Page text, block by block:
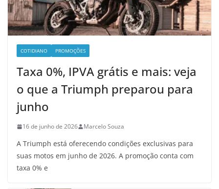
COTIDIANO PROMOÇÕES
Taxa 0%, IPVA grátis e mais: veja
o que a Triumph preparou para
junho
16 de junho de 2026 Marcelo Souza
A Triumph está oferecendo condições exclusivas para
suas motos em junho de 2026. A promoção conta com
taxa 0% e